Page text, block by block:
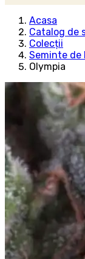
Acasa
Catalog de
Colecții
Seminte de
Olympia